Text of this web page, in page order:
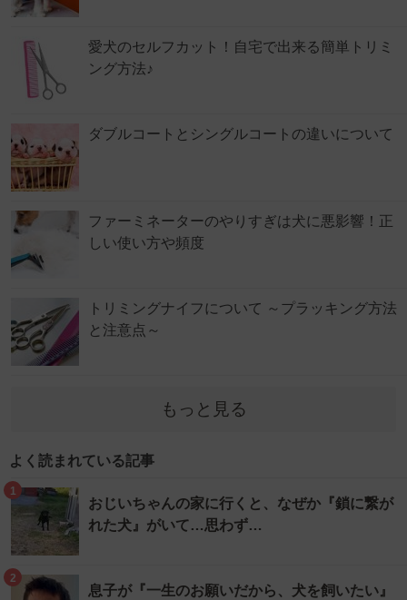
愛犬のセルフカット！自宅で出来る簡単トリミ
ング方法♪
ダブルコートとシングルコートの違いについて
ファーミネーターのやりすぎは犬に悪影響！正
しい使い方や頻度
トリミングナイフについて ～プラッキング方法
と注意点～
もっと見る
よく読まれている記事
1
おじいちゃんの家に行くと、なぜか『鎖に繋が
れた犬』がいて…思わず…
2
息子が『一生のお願いだから、犬を飼いたい』